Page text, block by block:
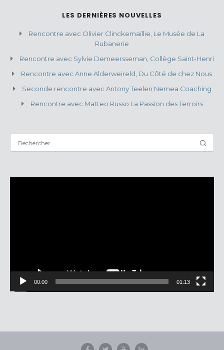
LES DERNIÈRES NOUVELLES
Rencontre avec Olivier Clinckemaillie, Le Musée de La
Rubanerie
Rencontre avec Sylvie Demeersseman, Collège Saint-Henri
Rencontre avec Anne Alderweireld, Du Côté de chez Nous
Seconde rencontre avec Antony Teelen Nemea Coaching
Rencontre avec Matteo Russo La Passion des Terroirs
00:00 01:13